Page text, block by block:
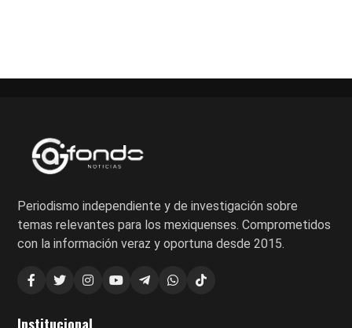
Periodismo independiente y de investigación sobre
temas relevantes para los mexiquenses. Comprometidos
con la información veraz y oportuna desde 2015.
Institucional